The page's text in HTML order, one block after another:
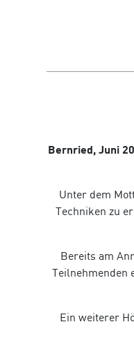
Bernried, Juni
Unter dem
Techniken zu
Bereits am
Teilnehmenden
Ein weiterer